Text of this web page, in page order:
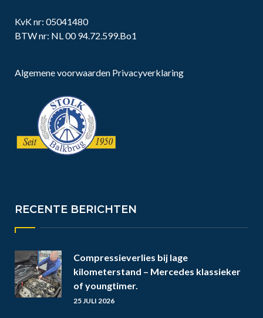
KvK nr: 05041480
BTW nr: NL 00 94.72.599.Bo1
Algemene voorwaarden Privacyverklaring
RECENTE BERICHTEN
Compressieverlies bij lage
kilometerstand – Mercedes klassieker
of youngtimer.
25 JULI 2026